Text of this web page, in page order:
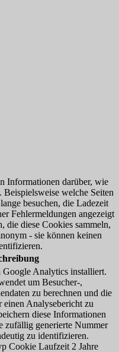
Informationen darüber, wie
Beispielsweise welche Seiten
besuchen, die Ladezeit
Fehlermeldungen angezeigt
die diese Cookies sammeln,
- sie können keinen
Analytics installiert.
um Besucher-,
zu berechnen und die
Analysebericht zu
diese Informationen
zufällig generierte Nummer
zu identifizieren.
Cookie Laufzeit 2 Jahre